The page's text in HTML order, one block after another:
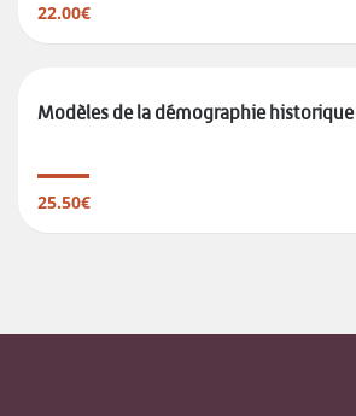
22.00€
Modèles de la démographie historique
25.50€